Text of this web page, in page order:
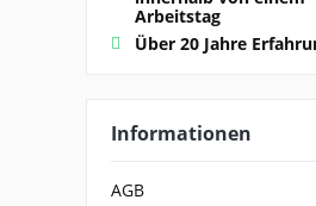
Arbeitstag
Über 20 Jahre
Informationen
AGB